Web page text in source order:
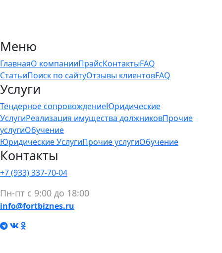
Меню
ГлавнаяО компанииПрайсКонтактыFAQ
СтатьиПоиск по сайтуОтзывы клиентовFAQ
Услуги
Тендерное сопровождениеЮридические
УслугиРеализация имущества должниковПрочие
услугиОбучение
Юридические УслугиПрочие услугиОбучение
Контакты
+7 (933) 337-70-04
Пн-пт с 9:00 до 18:00
info@fortbiznes.ru